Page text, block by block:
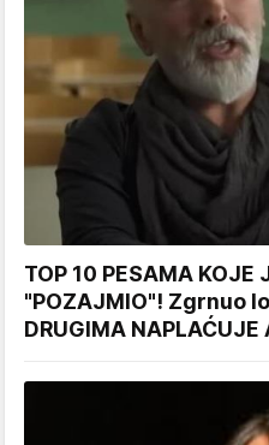
TOP 10 PESAMA KOJE
"POZAJMIO"! Zgrnuo
DRUGIMA NAPLAĆUJE